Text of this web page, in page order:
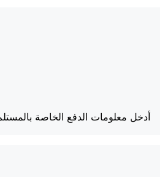
أدخل معلومات الدفع الخاصة